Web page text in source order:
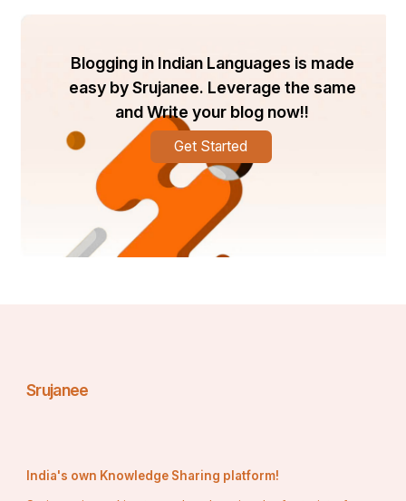
Blogging in Indian Languages is made
easy by Srujanee. Leverage the same
and Write your blog now!!
Get Started
Srujanee
India's own Knowledge Sharing platform!